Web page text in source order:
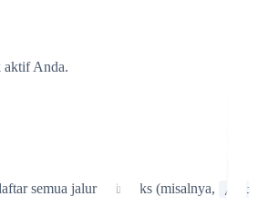
aktif Anda.
semua jalur terindeks (misalnya, /